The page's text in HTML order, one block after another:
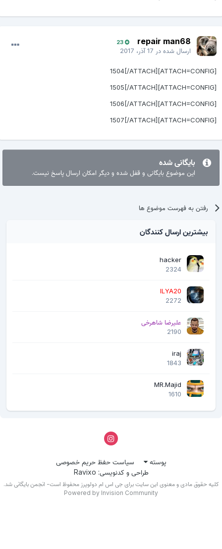
repair man68
ارسال شده در17 آذر، 2017
بایگانی شده
این موضوع بایگانی و قفل شده و دیگر امکان ارسال پاسخ نیست.
رفتن به فهرست موضوع ها
بیشترین ارسال کنندگان
hacker
2324
ILYA20
2272
علیرضا شاهرخی
2190
iraj
1843
MR.Majid
1610
پوسته
سیاست حفظ حریم خصوصی
طراحی و کدنویسی: Ravixo
حقوق مادی و معنوی این سایت برای جی اس ام دولوپرز محفوظ است- انجمن بایگانی شد.
Powered by Invision Community